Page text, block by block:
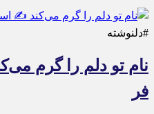
#دلنوشته
نام تو دلم را گرم
فر